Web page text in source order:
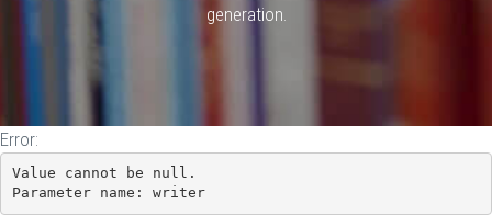
generation.
Error:
Value cannot be null.
Parameter name: writer